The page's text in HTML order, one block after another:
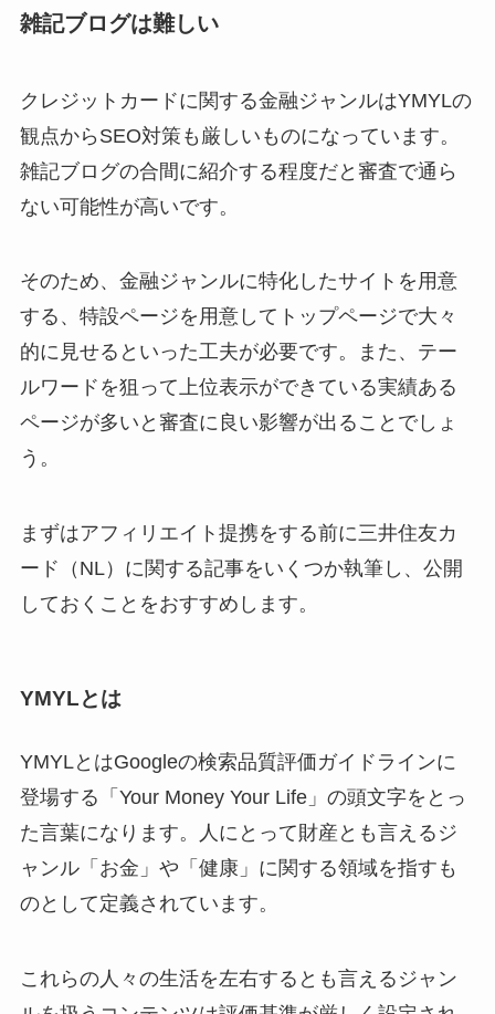
雑記ブログは難しい
クレジットカードに関する金融ジャンルはYMYLの
観点からSEO対策も厳しいものになっています。
雑記ブログの合間に紹介する程度だと審査で通ら
ない可能性が高いです。
そのため、金融ジャンルに特化したサイトを用意
する、特設ページを用意してトップページで大々
的に見せるといった工夫が必要です。また、テー
ルワードを狙って上位表示ができている実績ある
ページが多いと審査に良い影響が出ることでしょ
う。
まずはアフィリエイト提携をする前に三井住友カ
ード（NL）に関する記事をいくつか執筆し、公開
しておくことをおすすめします。
YMYLとは
YMYLとはGoogleの検索品質評価ガイドラインに
登場する「Your Money Your Life」の頭文字をとっ
た言葉になります。人にとって財産とも言えるジ
ャンル「お金」や「健康」に関する領域を指すも
のとして定義されています。
これらの人々の生活を左右するとも言えるジャン